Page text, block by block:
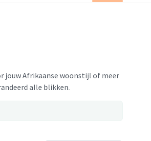
jouw Afrikaanse woonstijl of meer
alle blikken.